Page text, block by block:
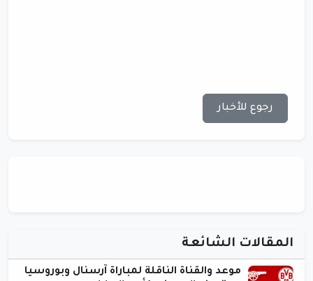
رجوع للأخبار
المقالات الشائعة
موعد والقناة الناقلة لمباراة آرسنال وبوروسيا